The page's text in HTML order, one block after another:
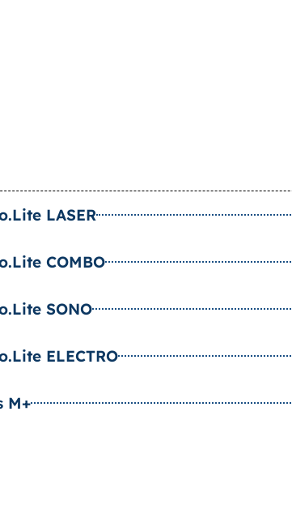
LASER
COMBO
SONO
ELECTRO
M+